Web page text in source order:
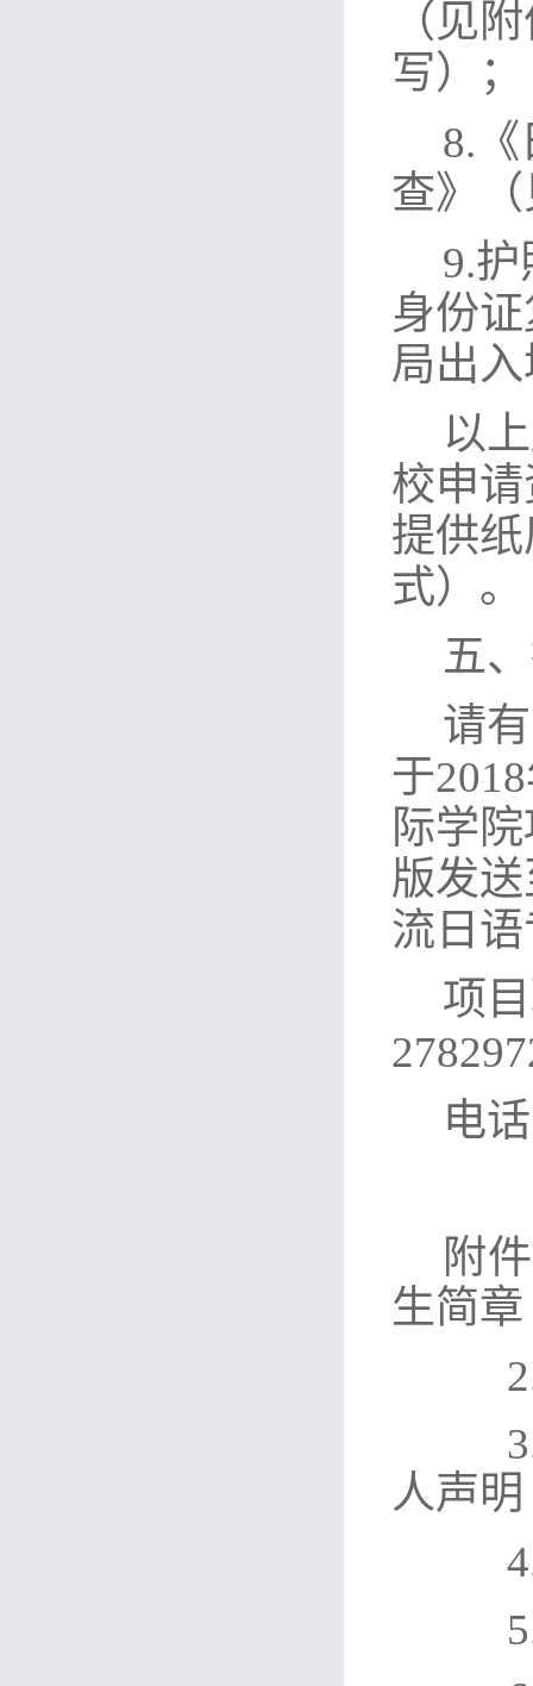
（见
写）；
8.
查》
9.护
身份
局出
以
校申
提供
式）。
五
请
于
际学
版发
流日
项
电
附
生简章
2.
人声明
4.